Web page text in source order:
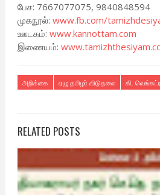
பேச: 7667077075, 9840848594
முகநூல்: www.fb.com/
ஊடகம்: www.kannottam.com
இணையம்:
அறிக்கை ஏழு தமிழர் விடுதலை கி.
RELATED POSTS